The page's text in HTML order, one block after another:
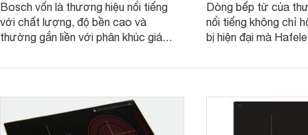
Bosch vốn là thương hiệu nổi tiếng
với chất lượng, độ bền cao và
thường gắn liền với phân khúc giá
đơn vị phân phối với mức giá khá dễ
tiếp cận, thu hút sự quan tâm của
nhiều người tiêu dùng.
Dòng bếp từ của
nổi tiếng không chỉ
bị hiện đại mà
gia đình.